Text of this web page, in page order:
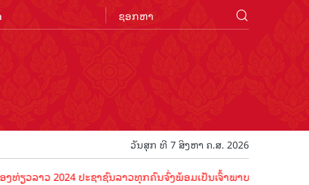
ວັນສຸກ ທີ 7 ສິງຫາ ຄ.ສ. 2026
ວ 2024 ປະຊາຊົນລາວທຸກຄົນຈົ່ງພ້ອມເປັນເຈົ້າພາບທີ່ດີ ຕ້ອນຮັບນັກທ່ອ